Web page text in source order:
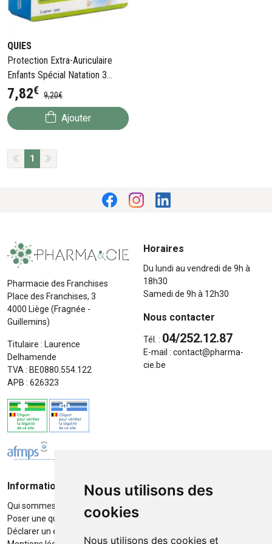
Nous utilisons des
cookies
Nous utilisons des cookies et
QUIES
Protection Extra-Auriculaire
Enfants Spécial Natation 3
Paires
7,82€ 9,20€
Ajouter
1
Pharmacie des Franchises
Place des Franchises, 3
4000 Liège (Fragnée -
Guillemins)
Titulaire : Laurence
Delhamende
TVA : BE0880.554.122
APB : 626323
Horaires
Du lundi au vendredi de 9h à
18h30
Samedi de 9h à 12h30
Nous contacter
Tél. : 04/252.12.87
E-mail : contact@pharma-
cie.be
Informations
Qui sommes-nous ?
Poser une question
Déclarer un effet indésirable
Moyens de paiement